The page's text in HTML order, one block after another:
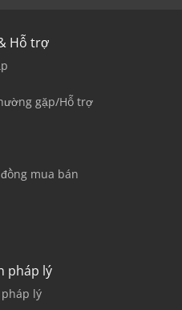
Hỗ trợ
gặp/Hỗ trợ
mua bán
pháp lý
lý